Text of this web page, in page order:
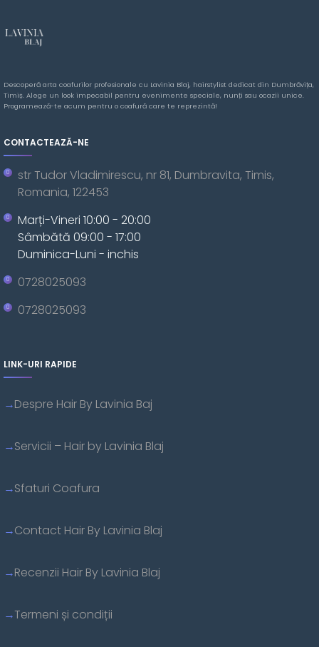
Descoperă arta coafurilor profesionale cu Lavinia Blaj, hairstylist dedicat din Dumbrăvița,
Timiș. Alege un look impecabil pentru evenimente speciale, nunți sau ocazii unice.
Programează-te acum pentru o coafură care te reprezintă!
CONTACTEAZĂ-NE
str Tudor Vladimirescu, nr 81, Dumbravita, Timis,
Romania, 122453
Marți-Vineri 10:00 - 20:00
Sâmbătă 09:00 - 17:00
Duminica-Luni - inchis
0728025093
0728025093
LINK-URI RAPIDE
Despre Hair By Lavinia Baj
Servicii – Hair by Lavinia Blaj
Sfaturi Coafura
Contact Hair By Lavinia Blaj
Recenzii Hair By Lavinia Blaj
Termeni și condiții